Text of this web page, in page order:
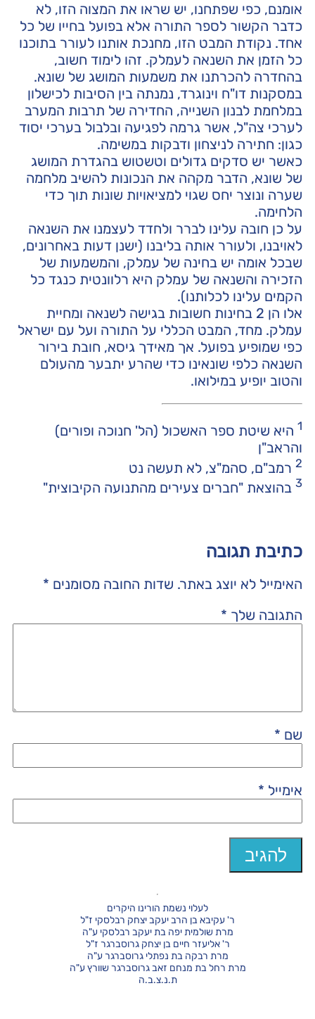
אומנם, כפי שפתחנו, יש שראו את המצוה הזו, לא
כדבר הקשור לספר התורה אלא בפועל בחייו של כל
אחד. נקודת המבט הזו, מחנכת אותנו לעורר בתוכנו
כל הזמן את השנאה לעמלק. זהו לימוד חשוב,
בהחדרה להכרתנו את משמעות המושג של שונא.
במסקנות דו"ח וינוגרד, נמנתה בין הסיבות לכישלון
במלחמת לבנון השנייה, החדירה של תרבות המערב
לערכי צה"ל, אשר גרמה לפגיעה ובלבול בערכי יסוד
כגון: חתירה לניצחון ודבקות במשימה.
כאשר יש סדקים גדולים וטשטוש בהגדרת המושג
של שונא, הדבר מקהה את הנכונות להשיב מלחמה
שערה ונוצר יחס שגוי למציאויות שונות תוך כדי
הלחימה.
על כן חובה עלינו לברר ולחדד לעצמנו את השנאה
לאויבנו, ולעורר אותה בליבנו (ישנן דעות באחרונים,
שבכל אומה יש בחינה של עמלק, והמשמעות של
הזכירה והשנאה של עמלק היא רלוונטית כנגד כל
הקמים עלינו לכלותנו).
אלו הן 2 בחינות חשובות בגישה לשנאה ומחיית
עמלק. מחד, המבט הכללי על התורה ועל עם ישראל
כפי שמופיע בפועל. אך מאידך גיסא, חובת בירור
השנאה כלפי שונאינו כדי שהרע יתבער מהעולם
והטוב יופיע במילואו.
1 היא שיטת ספר האשכול (הל' חנוכה ופורים)
והראב"ן
2רמב"ם, סהמ"צ, לא תעשה נט
3בהוצאת "חברים צעירים מהתנועה הקיבוצית"
כתיבת תגובה
האימייל לא יוצג באתר. שדות החובה מסומנים *
התגובה שלך *
שם *
אימייל *
לעלוי נשמת הורינו היקרים
ר' עקיבא בן הרב יעקב יצחק רבלסקי ז"ל
מרת שולמית יפה בת יעקב רבלסקי ע"ה
ר' אליעזר חיים בן יצחק גרוסברגר ז"ל
מרת רבקה בת נפתלי גרוסברגר ע"ה
מרת רחל בת מנחם זאב גרוסברגר שוורץ ע"ה
ת.נ.צ.ב.ה